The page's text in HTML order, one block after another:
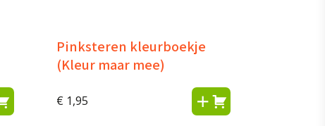
Pinksteren kleurboekje
(Kleur maar mee)
€ 1,95